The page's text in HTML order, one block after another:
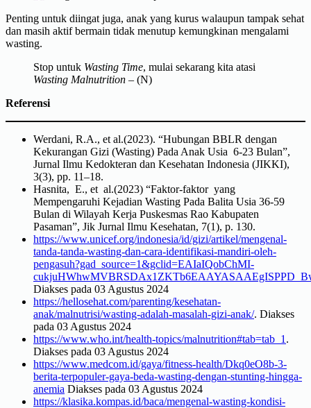
Penting untuk diingat juga, anak yang kurus walaupun tampak sehat
dan masih aktif bermain tidak menutup kemungkinan mengalami
wasting.
Stop untuk Wasting Time, mulai sekarang kita atasi
Wasting Malnutrition – (N)
Referensi
Werdani, R.A., et al.(2023). “Hubungan BBLR dengan
Kekurangan Gizi (Wasting) Pada Anak Usia 6-23 Bulan”,
Jurnal Ilmu Kedokteran dan Kesehatan Indonesia (JIKKI),
3(3), pp. 11–18.
Hasnita, E., et al.(2023) “Faktor-faktor yang
Mempengaruhi Kejadian Wasting Pada Balita Usia 36-59
Bulan di Wilayah Kerja Puskesmas Rao Kabupaten
Pasaman”, Jik Jurnal Ilmu Kesehatan, 7(1), p. 130.
https://www.unicef.org/indonesia/id/gizi/artikel/mengenal-
tanda-tanda-wasting-dan-cara-identifikasi-mandiri-oleh-
pengasuh?gad_source=1&gclid=EAIaIQobChMI-
Diakses pada 03 Agustus 2024
https://hellosehat.com/parenting/kesehatan-
anak/malnutrisi/wasting-adalah-masalah-gizi-anak/. Diakses
pada 03 Agustus 2024
https://www.who.int/health-topics/malnutrition#tab=tab_1 .
Diakses pada 03 Agustus 2024
https://www.medcom.id/gaya/fitness-health/Dkq0eO8b-3-
berita-terpopuler-gaya-beda-wasting-dengan-stunting-hingga-
anemia Diakses pada 03 Agustus 2024
https://klasika.kompas.id/baca/mengenal-wasting-kondisi-